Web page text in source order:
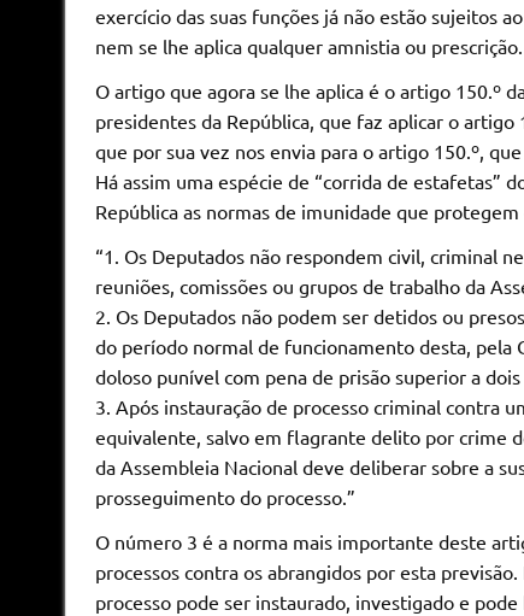
exercício das suas funções já não estão sujeitos
nem se lhe aplica qualquer amnistia ou prescrição.
O artigo que agora se lhe aplica é o artigo 150.º
presidentes da República, que faz aplicar o
que por sua vez nos envia para o artigo 150.º,
Há assim uma espécie de “corrida de estafetas”
República as normas de imunidade que
“1. Os Deputados não respondem civil, criminal
reuniões, comissões ou grupos de trabalho da
2. Os Deputados não podem ser detidos ou
do período normal de funcionamento desta,
doloso punível com pena de prisão superior a dois
3. Após instauração de processo criminal contra
equivalente, salvo em flagrante delito por crime
da Assembleia Nacional deve deliberar sobre a
prosseguimento do processo.”
O número 3 é a norma mais importante deste
processos contra os abrangidos por esta
processo pode ser instaurado, investigado e